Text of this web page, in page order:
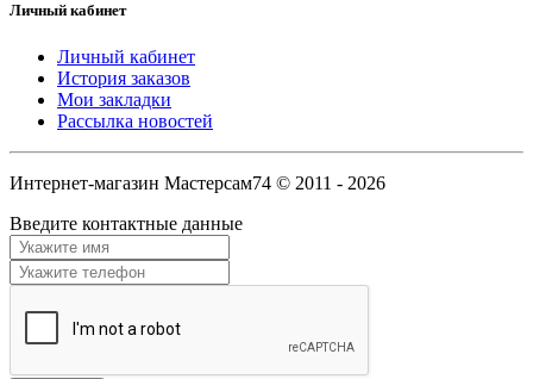
Личный кабинет
Личный кабинет
История заказов
Мои закладки
Рассылка новостей
Интернет-магазин Мастерсам74 © 2011 - 2026
Введите контактные данные